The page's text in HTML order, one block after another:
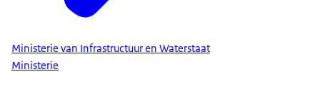
Ministerie van Infrastructuur en Waterstaat
Ministerie